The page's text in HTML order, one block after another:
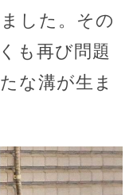
した。その
も再び問題
な溝が生ま